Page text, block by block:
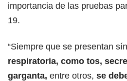
importancia de las pruebas
19.
“Siempre que se presentan
respiratoria, como tos,
garganta, entre otros, se